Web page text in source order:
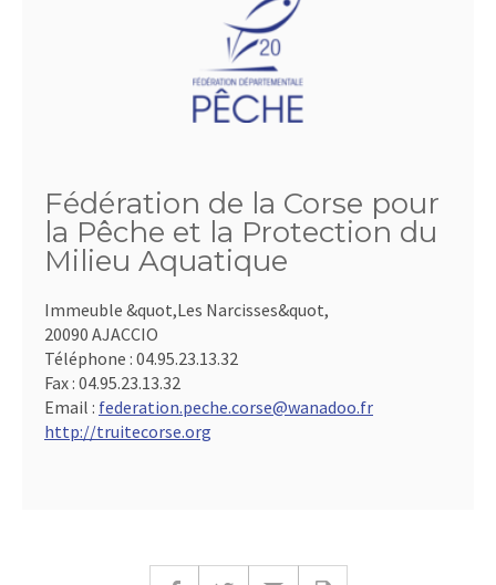
Fédération de la Corse pour
la Pêche et la Protection du
Milieu Aquatique
Immeuble &quot,Les Narcisses&quot,
20090 AJACCIO
Téléphone : 04.95.23.13.32
Fax : 04.95.23.13.32
Email : federation.peche.corse@wanadoo.fr
http://truitecorse.org